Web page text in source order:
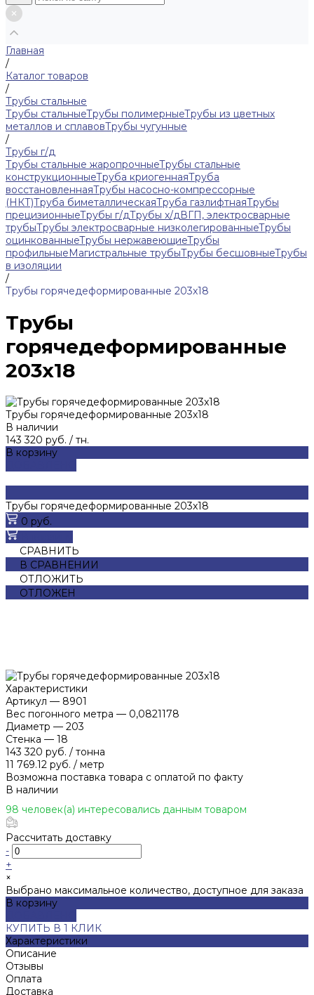
Главная
/
Каталог товаров
/
Трубы стальные
Трубы стальныеТрубы полимерныеТрубы из цветных
металлов и сплавовТрубы чугунные
/
Трубы г/д
Трубы стальные жаропрочныеТрубы стальные
конструкционныеТруба криогеннаяТруба
восстановленнаяТрубы насосно-компрессорные
(НКТ)Труба биметаллическаяТруба газлифтнаяТрубы
прецизионныеТрубы г/дТрубы х/дВГП, электросварные
трубыТрубы электросварные низколегированныеТрубы
оцинкованныеТрубы нержавеющиеТрубы
профильныеМагистральные трубыТрубы бесшовныеТрубы
в изоляции
/
Трубы горячедеформированные 203x18
Трубы
горячедеформированные
203x18
Трубы горячедеформированные 203x18
В наличии
143 320 руб. / тн.
В корзину
Трубы горячедеформированные 203x18
0 руб.
СРАВНИТЬ
В СРАВНЕНИИ
ОТЛОЖИТЬ
ОТЛОЖЕН
Характеристики
Артикул — 8901
Вес погонного метра — 0,0821178
Диаметр — 203
Стенка — 18
143 320 руб. / тонна
11 769.12 руб. / метр
Возможна поставка товара с оплатой по факту
В наличии
98 человек(а) интересовались данным товаром
Рассчитать доставку
-
+
×
Выбрано максимальное количество, доступное для заказа
В корзину
КУПИТЬ В 1 КЛИК
Характеристики
Описание
Отзывы
Оплата
Доставка